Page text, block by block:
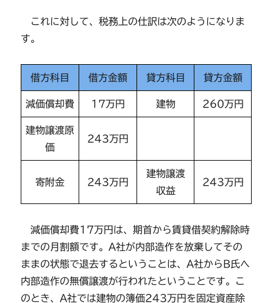
これに対して、税務上の仕訳は次のようになりま
す。
借方科目 借方金額 貸方科目 貸方金額
減価償却費 17万円 建物 260万円
建物譲渡原
価
243万円
寄附金 243万円
建物譲渡
収益
243万円
減価償却費17万円は、期首から賃貸借契約解除時
までの月割額です。A社が内部造作を放棄してその
ままの状態で退去するということは、A社からB氏へ
内部造作の無償譲渡が行われたということです。こ
のとき、A社では建物の簿価243万円を固定資産除